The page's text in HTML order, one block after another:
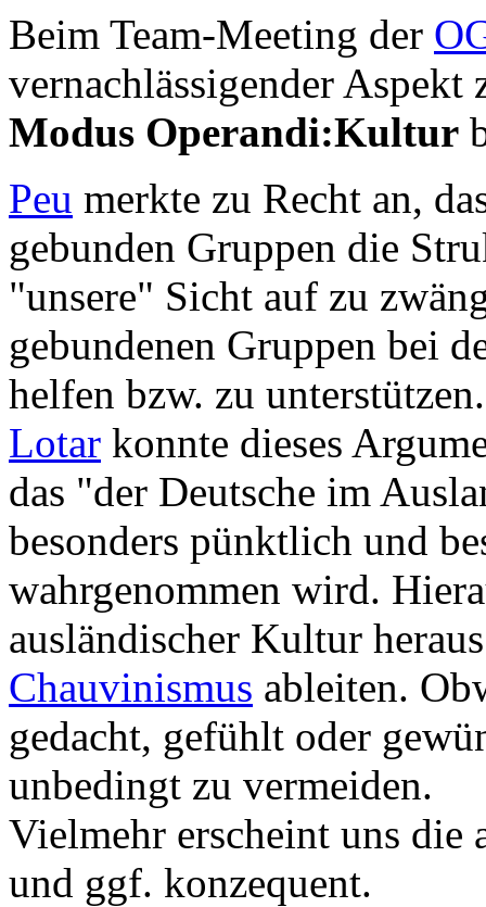
Beim Team-Meeting der
vernachlässigender Aspekt
Modus Operandi:Kultur
Peu merkte zu Recht an,
gebunden Gruppen die
"unsere" Sicht auf zu
gebundenen Gruppen bei
helfen bzw. zu unterstützen.
Lotar konnte dieses
das "der Deutsche im
besonders pünktlich und
wahrgenommen wird.
ausländischer Kultur
Chauvinismus ableiten.
gedacht, gefühlt oder
unbedingt zu vermeiden.
Vielmehr erscheint uns die
und ggf. konzequent.